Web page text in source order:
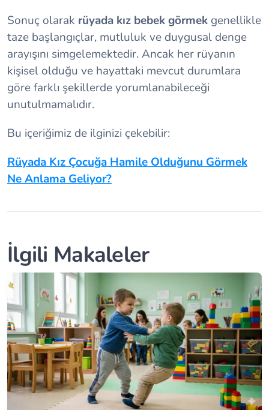
Sonuç olarak rüyada kız bebek görmek genellikle
taze başlangıçlar, mutluluk ve duygusal denge
arayışını simgelemektedir. Ancak her rüyanın
kişisel olduğu ve hayattaki mevcut durumlara
göre farklı şekillerde yorumlanabileceği
unutulmamalıdır.
Bu içeriğimiz de ilginizi çekebilir:
Rüyada Kız Çocuğa Hamile Olduğunu Görmek
Ne Anlama Geliyor?
İlgili Makaleler